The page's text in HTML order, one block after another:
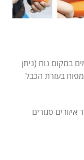
במקום נוח (ניתן
בעזרת הכבל
סגורים